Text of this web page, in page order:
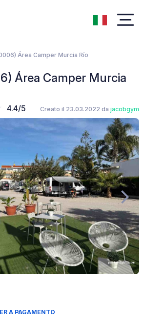
Área Camper Murcia Río
Área Camper Murcia
4.4/5 Creato il 23.03.2022 da jacobgym
A PAGAMENTO